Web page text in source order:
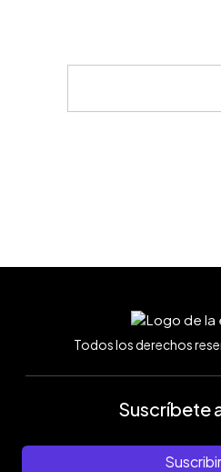
Todos los derechos
Suscríbete